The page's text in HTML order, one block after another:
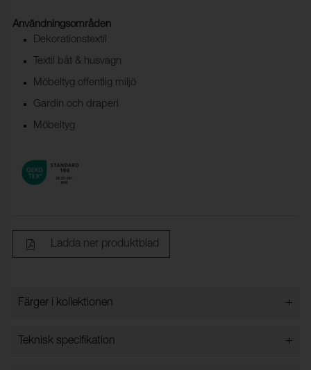
Användningsområden
Dekorationstextil
Textil båt & husvagn
Möbeltyg offentlig miljö
Gardin och draperi
Möbeltyg
Ladda ner produktblad
Färger i kollektionen +
Färger i kollektionen
Teknisk specifikation +